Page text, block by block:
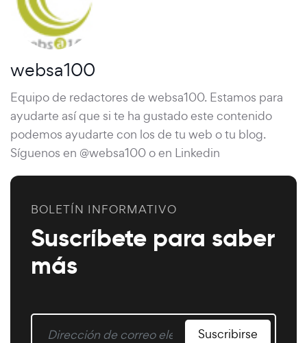
websa100
Equipo de redactores de websa100. Estamos para
ayudarte así que si te ha gustado este contenido
podemos ayudarte con los de tu web o tu blog.
Síguenos en @websa100 o en Linkedin
BOLETÍN INFORMATIVO
Suscríbete para saber
más
Suscribirse